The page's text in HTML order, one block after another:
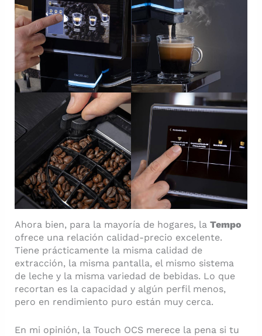
Ahora bien, para la mayoría de hogares, la Tempo
ofrece una relación calidad-precio excelente.
Tiene prácticamente la misma calidad de
extracción, la misma pantalla, el mismo sistema
de leche y la misma variedad de bebidas. Lo que
recortan es la capacidad y algún perfil menos,
pero en rendimiento puro están muy cerca.
En mi opinión, la Touch OCS merece la pena si tu